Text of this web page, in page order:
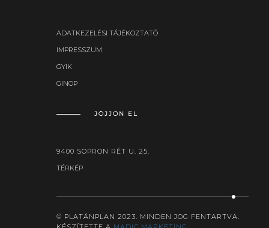
ADATKEZELÉSI TÁJÉKOZTATÓ
IMPRESSZUM
GYIK
GINOP
JÖJJÖN EL
9400 SOPRON RÉT U. 25.
TÉRKÉP
© PLATÁNPLAN 2023. MINDEN JOG FENTARTVA.